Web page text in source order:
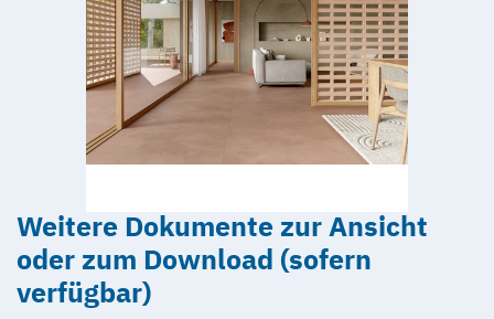
Weitere Dokumente zur Ansicht
oder zum Download (sofern
verfügbar)